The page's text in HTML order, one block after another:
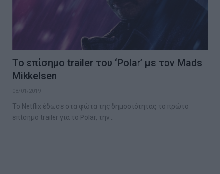
Το επίσημο trailer του ‘Polar’ με τον Mads
Mikkelsen
08/01/2019
Το Netflix έδωσε στα φώτα της δημοσιότητας το πρώτο
επίσημο trailer για το Polar, την…